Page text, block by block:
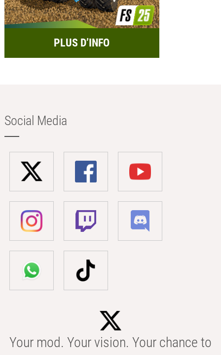
PLUS D’INFO
Social Media
Your mod. Your vision. Your chance to